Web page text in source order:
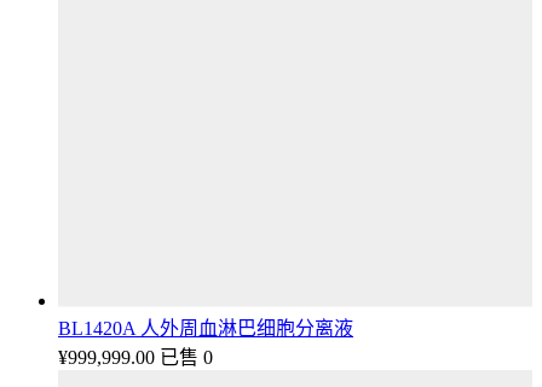
BL1420A 人外周血淋巴细胞分离液
¥999,999.00 已售 0